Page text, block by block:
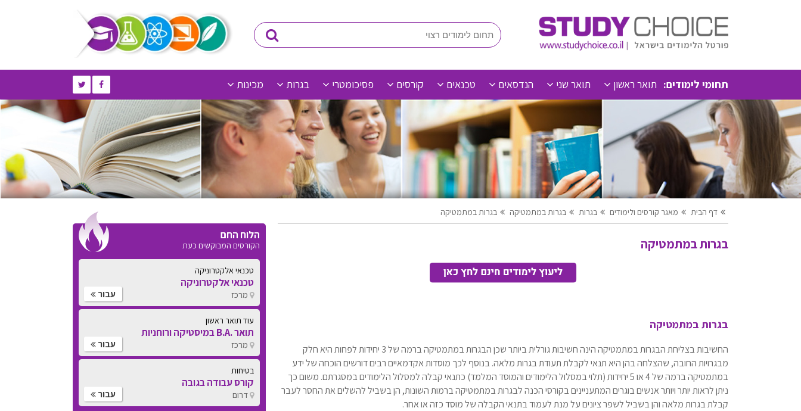
תחומי לימודים: תואר ראשון תואר שני הנדסאים טכנאים קורסים פסיכומטרי בגרות מכינות
דף הבית מאגר קורסים ולימודים בגרות בגרות במתמטיקה בגרות במתמטיקה
בגרות במתמטיקה
בגרות במתמטיקה
החשיבות בצליחת הבגרות במתמטיקה הינה חשיבות גורלית ביותר שכן הבגרות במתמטיקה ברמה של 3 יחידות לפחות היא חלק
מבגרויות החובה, שהצלחה בהן היא תנאי לקבלת תעודת בגרות מלאה. בנוסף לכך מוסדות אקדמאיים רבים דורשים הוכחה של ידע
במתמטיקה ברמה של 4 או 5 יחידות (תלוי במסלול הלימודים והמוסד המלמד) כתנאי קבלה למסלול הלימודים במסגרתם. משום כך
ניתן לראות יותר ויותר אנשים בוגרים המתעניינים בקורסי הכנה לבגרות במתמטיקה ברמות השונות, הן בשביל להשלים את החסר לעבר
קבלת בגרות מלאה והן בשביל לשפר ציונים על מנת לעמוד בתנאי הקבלה של מוסד כזה או אחר.
הלוח החם
הקורסים המבוקשים כעת
עוד תואר ראשון
תואר .B.A במיסטיקה ורוחניות
מרכז עבור
בטיחות
קורס עבודה בגובה
דרום עבור
בטיחות
קורס עבודה בגובה
דרום עבור